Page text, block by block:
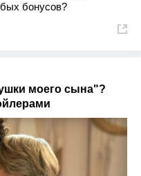
бонусов?
моего сына"?